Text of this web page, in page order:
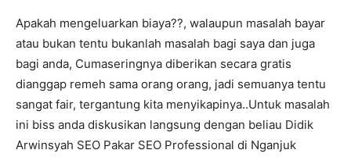
Apakah mengeluarkan biaya??, walaupun masalah bayar
atau bukan tentu bukanlah masalah bagi saya dan juga
bagi anda, Cumaseringnya diberikan secara gratis
dianggap remeh sama orang orang, jadi semuanya tentu
sangat fair, tergantung kita menyikapinya..Untuk masalah
ini biss anda diskusikan langsung dengan beliau Didik
Arwinsyah SEO Pakar SEO Professional di Nganjuk